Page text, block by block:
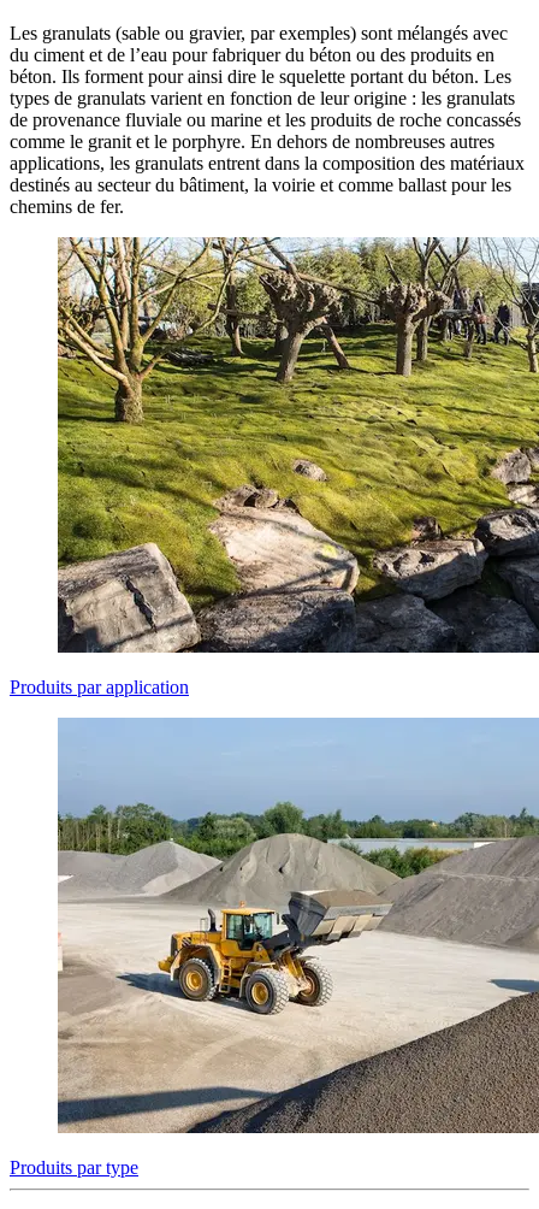
Les granulats (sable ou gravier, par exemples) sont mélangés avec
du ciment et de l’eau pour fabriquer du béton ou des produits en
béton. Ils forment pour ainsi dire le squelette portant du béton. Les
types de granulats varient en fonction de leur origine : les granulats
de provenance fluviale ou marine et les produits de roche concassés
comme le granit et le porphyre. En dehors de nombreuses autres
applications, les granulats entrent dans la composition des matériaux
destinés au secteur du bâtiment, la voirie et comme ballast pour les
chemins de fer.
Produits par application
Produits par type